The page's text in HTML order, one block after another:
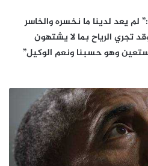
لم يعد لدينا ما نخسره والخاسر
تجري الرياح بما لا يشتهون
وهو حسبنا ونعم الوكيل”